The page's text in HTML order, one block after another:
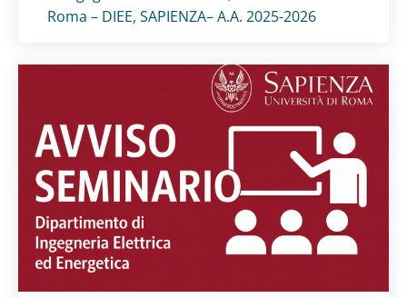
Roma – DIEE, SAPIENZA– A.A. 2025-2026